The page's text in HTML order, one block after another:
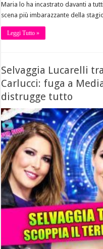
Maria lo ha incastrato davanti a
scena più imbarazzante della
Leggi Tutto »
Selvaggia Lucarelli
Carlucci: fuga a
distrugge tutto